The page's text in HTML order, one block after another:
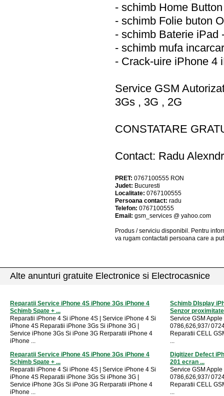
- schimb Home
- schimb Folie buton
- schimb Baterie iPad
- schimb mufa
- Crack-uire iPhone 4
Service GSM
3Gs , 3G , 2G
CONSTATARE
Contact: Radu
PRET: 0767100555 RON
Judet: Bucuresti
Localitate: 0767100555
Persoana contact: radu
Telefon: 0767100555
Email: gsm_services @ yahoo.com
Produs / serviciu disponibil . Pentru
va rugam contactati persoana care a
Alte anunturi gratuite Electronice si Electrocasnice
Reparatii Service iPhone 4S iPhone 3Gs iPhone 4
Schimb Spate + ...
Reparatii iPhone 4 Si iPhone 4S | Service iPhone 4 Si
iPhone 4S Reparatii iPhone 3Gs Si iPhone 3G |
Service iPhone 3Gs Si iPone 3G Rerparatii iPhone 4
iPhone ...
Schimb DIsplay
Senzor
Service GSM
0786,626,937/
Reparatii CELL
...
Reparatii Service iPhone 4S iPhone 3Gs iPhone 4
Schimb Spate + ...
Reparatii iPhone 4 Si iPhone 4S | Service iPhone 4 Si
iPhone 4S Reparatii iPhone 3Gs Si iPhone 3G |
Service iPhone 3Gs Si iPone 3G Rerparatii iPhone 4
iPhone ...
Digitizer Defect
201 ecran ...
Service GSM
0786,626,937/
Reparatii CELL
...